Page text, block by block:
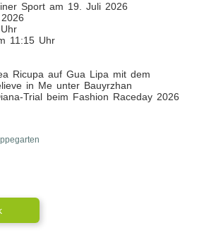
Sport am 19. Juli 2026
11:15 Uhr
Ricupa auf Gua Lipa mit dem
in Me unter Bauyrzhan
Trial beim Fashion Raceday 2026